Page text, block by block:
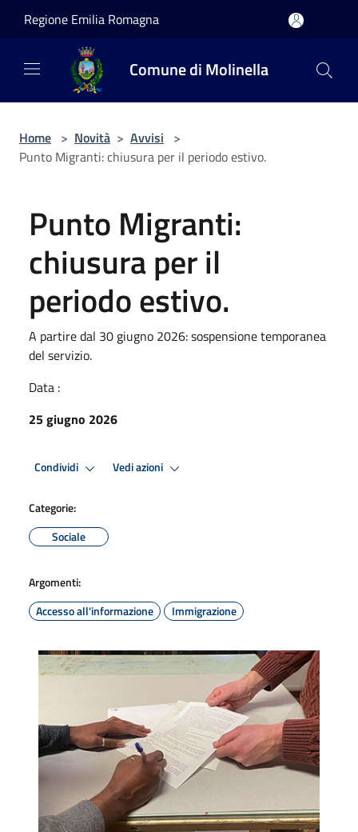
Regione Emilia Romagna
Comune di Molinella
Home > Novità > Avvisi >
Punto Migranti: chiusura per il periodo estivo.
Punto Migranti:
chiusura per il
periodo estivo.
A partire dal 30 giugno 2026: sospensione temporanea
del servizio.
Data :
25 giugno 2026
Condividi Vedi azioni
Categorie:
Sociale
Argomenti:
Accesso all'informazione
Immigrazione